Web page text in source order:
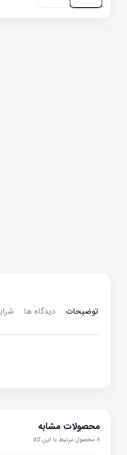
توضیحات دیدگاه ها
محصولات مشابه
۸ محصول مرتبط با این کالا